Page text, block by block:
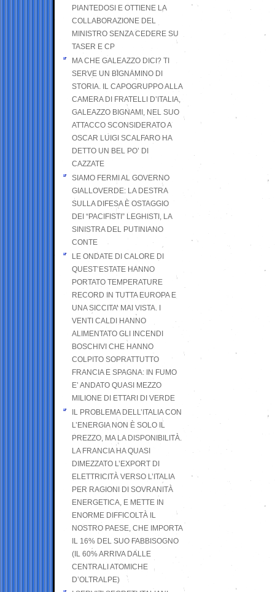
PIANTEDOSI E OTTIENE LA
COLLABORAZIONE DEL
MINISTRO SENZA CEDERE SU
TASER E CP
MA CHE GALEAZZO DICI? TI
SERVE UN BIGNAMINO DI
STORIA. IL CAPOGRUPPO ALLA
CAMERA DI FRATELLI D’ITALIA,
GALEAZZO BIGNAMI, NEL SUO
ATTACCO SCONSIDERATO A
OSCAR LUIGI SCALFARO HA
DETTO UN BEL PO’ DI
CAZZATE
SIAMO FERMI AL GOVERNO
GIALLOVERDE: LA DESTRA
SULLA DIFESA È OSTAGGIO
DEI “PACIFISTI” LEGHISTI, LA
SINISTRA DEL PUTINIANO
CONTE
LE ONDATE DI CALORE DI
QUEST’ESTATE HANNO
PORTATO TEMPERATURE
RECORD IN TUTTA EUROPA E
UNA SICCITA’ MAI VISTA. I
VENTI CALDI HANNO
ALIMENTATO GLI INCENDI
BOSCHIVI CHE HANNO
COLPITO SOPRATTUTTO
FRANCIA E SPAGNA: IN FUMO
E’ ANDATO QUASI MEZZO
MILIONE DI ETTARI DI VERDE
IL PROBLEMA DELL’ITALIA CON
L’ENERGIA NON È SOLO IL
PREZZO, MA LA DISPONIBILITÀ.
LA FRANCIA HA QUASI
DIMEZZATO L’EXPORT DI
ELETTRICITÀ VERSO L’ITALIA
PER RAGIONI DI SOVRANITÀ
ENERGETICA, E METTE IN
ENORME DIFFICOLTÀ IL
NOSTRO PAESE, CHE IMPORTA
IL 16% DEL SUO FABBISOGNO
(IL 60% ARRIVA DALLE
CENTRALI ATOMICHE
D’OLTRALPE)